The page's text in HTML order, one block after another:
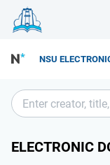
NSU
ELECTRONIC